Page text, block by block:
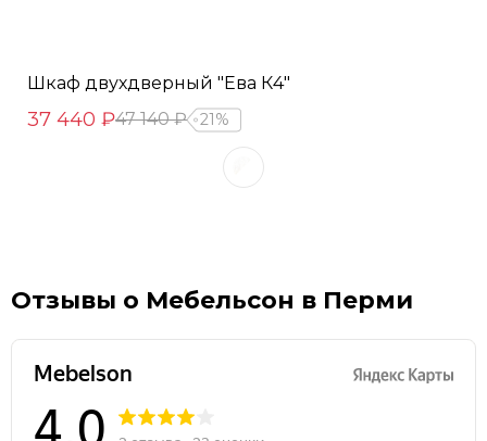
Шкаф двухдверный "Ева К4"
37 440 ₽47 140 ₽ 21%
Отзывы о Мебельсон в Перми